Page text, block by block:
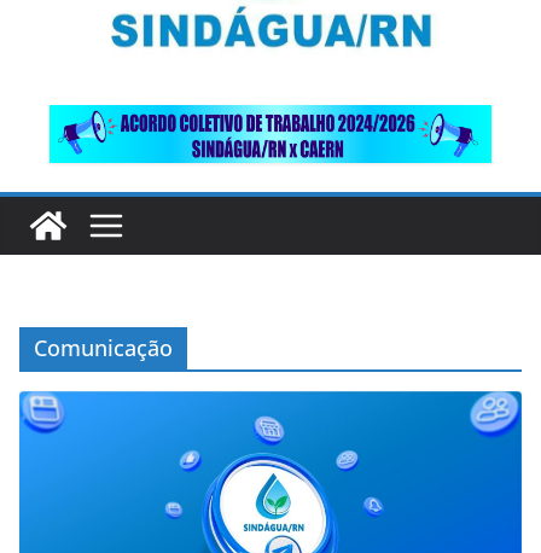
Comunicação